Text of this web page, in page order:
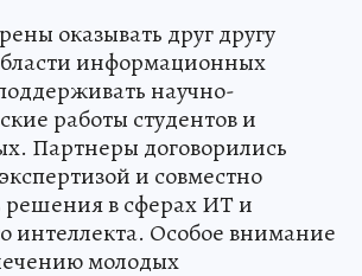
оказывать друг другу
информационных
научно-
работы студентов и
Партнеры договорились
и совместно
решения в сферах ИТ и
интеллекта. Особое внимание
молодых